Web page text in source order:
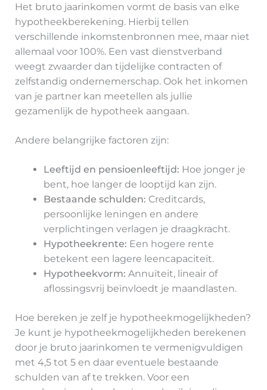
Het bruto jaarinkomen vormt de basis van elke
hypotheekberekening. Hierbij tellen
verschillende inkomstenbronnen mee, maar niet
allemaal voor 100%. Een vast dienstverband
weegt zwaarder dan tijdelijke contracten of
zelfstandig ondernemerschap. Ook het inkomen
van je partner kan meetellen als jullie
gezamenlijk de hypotheek aangaan.
Andere belangrijke factoren zijn:
Leeftijd en pensioenleeftijd: Hoe jonger je
bent, hoe langer de looptijd kan zijn.
Bestaande schulden: Creditcards,
persoonlijke leningen en andere
verplichtingen verlagen je draagkracht.
Hypotheekrente: Een hogere rente
betekent een lagere leencapaciteit.
Hypotheekvorm: Annuïteit, lineair of
aflossingsvrij beïnvloedt je maandlasten.
Hoe bereken je zelf je hypotheekmogelijkheden?
Je kunt je hypotheekmogelijkheden berekenen
door je bruto jaarinkomen te vermenigvuldigen
met 4,5 tot 5 en daar eventuele bestaande
schulden van af te trekken. Voor een